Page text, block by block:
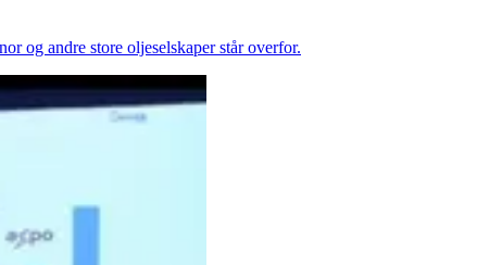
og andre store oljeselskaper står overfor.